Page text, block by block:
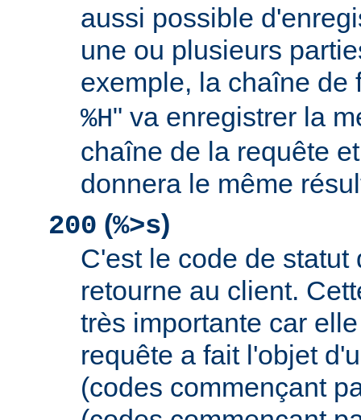
aussi possible
une ou plusieurs
exemple, la chaîne de
%H" va enregistrer la
chaîne de la requête
donnera le même
200 (%>s)
C'est le code de statut
retourne au client.
très importante car
requête a fait l'objet
(codes commençant